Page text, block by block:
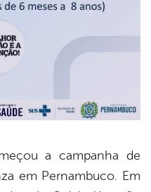
a campanha de
em Pernambuco. Em